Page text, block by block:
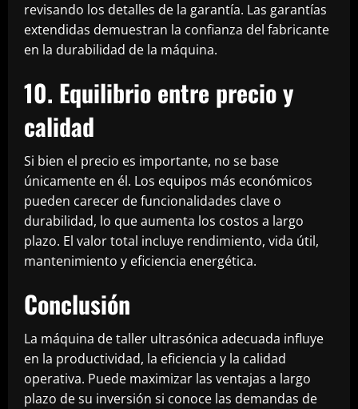
revisando los detalles de la garantía. Las garantías
extendidas demuestran la confianza del fabricante
en la durabilidad de la máquina.
10. Equilibrio entre precio y
calidad
Si bien el precio es importante, no se base
únicamente en él. Los equipos más económicos
pueden carecer de funcionalidades clave o
durabilidad, lo que aumenta los costos a largo
plazo. El valor total incluye rendimiento, vida útil,
mantenimiento y eficiencia energética.
Conclusión
La máquina de taller ultrasónica adecuada influye
en la productividad, la eficiencia y la calidad
operativa. Puede maximizar las ventajas a largo
plazo de su inversión si conoce las demandas de